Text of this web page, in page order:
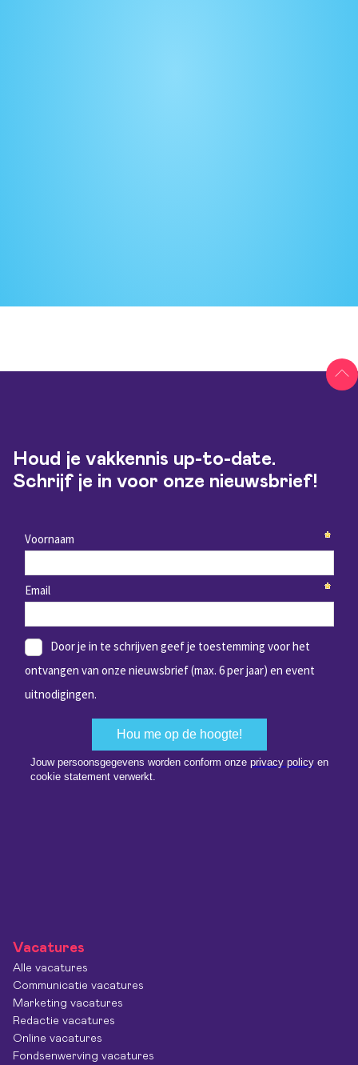
Houd je vakkennis up-to-date.
Schrijf je in voor onze nieuwsbrief!
Vacatures
Alle vacatures
Communicatie vacatures
Marketing vacatures
Redactie vacatures
Online vacatures
Fondsenwerving vacatures